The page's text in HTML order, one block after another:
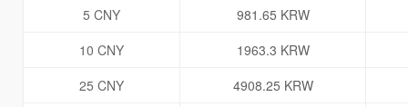
5 CNY
981.65 KRW
10 CNY
1963.3 KRW
25 CNY
4908.25 KRW